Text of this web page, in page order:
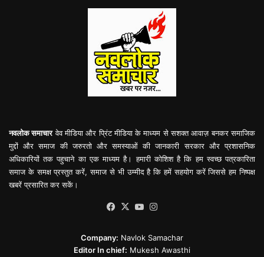
नवलोक समाचारवेव मीडिया और प्रिंट मीडिया के माध्यम से सशक्त आवाज़ बनकर समाजिक
मुद्दों और समाज की जरुरतो और समस्याओं की जानकारी सरकार और प्रशासनिक
अधिकारियों तक पहुचाने का एक माध्यम है। हमारी कोशिश है कि हम स्वच्छ पत्रकारिता
समाज के समक्ष प्रस्तुत करें, समाज से भी उम्मीद है कि हमें सहयोग करें जिससे हम निष्पक्ष
खबरें प्रसारित कर सकें।
Facebook
X YouTube
Company: Navlok Samachar
Editor In chief: Mukesh Awasthi